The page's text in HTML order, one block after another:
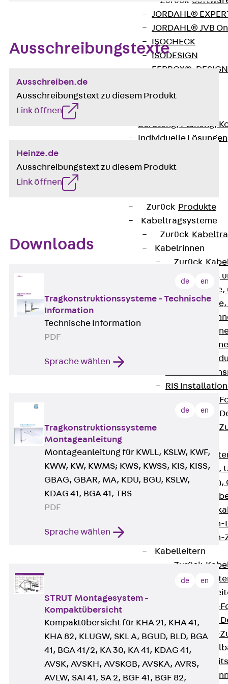
JORDAHL®
JORDAHL® JVB
ISOCHECK
ISODESIGN
FERBOX®-
Services
Beratung, Planung,
Individuelle Lösungen
Ausbau
Zurück Produkte
Kabeltragsysteme
Zurück
Kabelrinnen
Zurück
R Kabelrinne,
RS
RG
RGM
RGS
RGL
RI
RIS
Kabelrinnen-
Kabelrinnen-
Kabelrinnen-
Zurück
G Gitterbahn,
GI Gitterbahn,
GTD
GTDW
Gitterbahnen-
Kabelleitern
Zurück
LGG
LGGS
Kabelleitern-
Kabelleitern-
Kabelleitern-
Zurück
WPL
Ausschreibungstexte
Ausschreiben.de
Ausschreibungstext zu diesem Produkt
Link öffnen
Heinze.de
Ausschreibungstext zu diesem Produkt
Link öffnen
Downloads
de en
Tragkonstruktionssysteme - Technische
Information
Technische Information
PDF
Sprache wählen
de en
Tragkonstruktionssysteme
Montageanleitung
Montageanleitung für KWLL, KSLW, KWF,
KWW, KW, KWMS; KWS, KWSS, KIS, KISS,
GBAG, GBAR, MA, KDU, BGU, KSLW,
KDAG 41, BGA 41, TBS
PDF
Sprache wählen
de en
STRUT Montagesystem -
Kompaktübersicht
Kompaktübersicht für KHA 21, KHA 41,
KHA 82, KLUGW, SKL A, BGUD, BLD, BGA
41, BGA 41/2, KA 30, KA 41, KDAG 41,
AVSK, AVSKH, AVSKGB, AVSKA, AVRS,
AVLW, SAI 41, SA 2, BGF 41, BGF 82,